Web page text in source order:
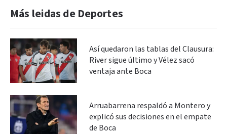
Más leidas de Deportes
Así quedaron las tablas del Clausura:
River sigue último y Vélez sacó
ventaja ante Boca
Arruabarrena respaldó a Montero y
explicó sus decisiones en el empate
de Boca